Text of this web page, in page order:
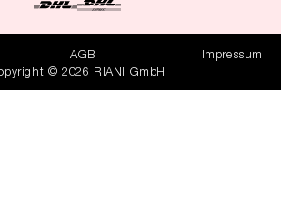
AGB
Impressum
© 2026 RIANI GmbH